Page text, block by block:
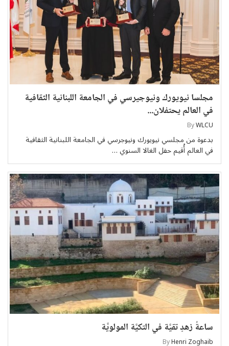
مجلسا نيويورك ونيوجيرسي في الجامعة اللبنانية الثقافية
في العالم يحتفلان...
ByWLCU
بدعوة من مجلسي نيويورك ونيوجرسي في الجامعة اللبنانية الثقافية
في العالم أُقيم حفل الغالا السنوي …
ساعةُ زهدٍ تقيَّة في التكيَّة المولويَّة
ByHenri Zoghaib